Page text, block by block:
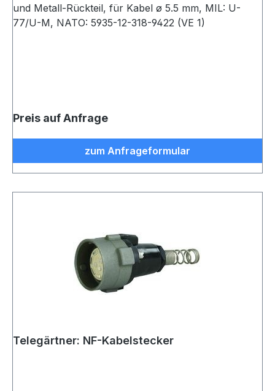
und Metall-Rückteil, für Kabel ø 5.5 mm, MIL: U-
77/U-M, NATO: 5935-12-318-9422 (VE 1)
Preis auf Anfrage
zum Anfrageformular
Telegärtner: NF-Kabelstecker